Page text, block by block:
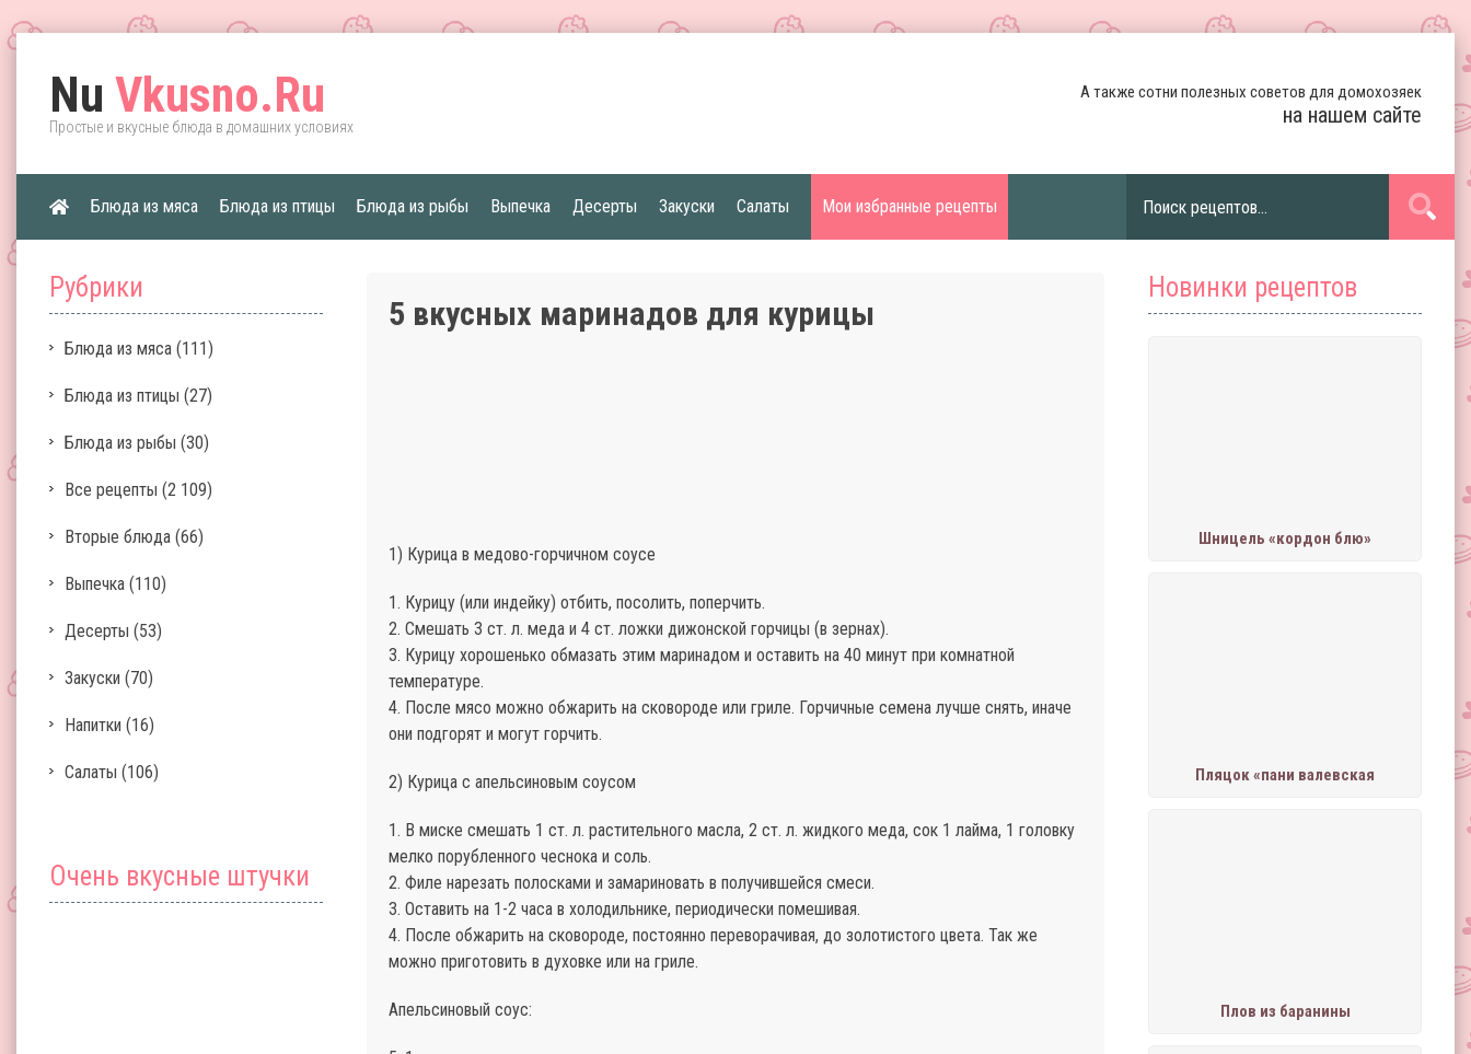
Nu Vkusno.Ru
Простые и вкусные блюда в домашних условиях
А также сотни полезных советов для домохозяек
на нашем сайте
Блюда из мяса Блюда из птицы Блюда из рыбы Выпечка Десерты Закуски Салаты Мои избранные рецепты
Рубрики
Блюда из мяса (111)
Блюда из птицы (27)
Блюда из рыбы (30)
Все рецепты (2 109)
Вторые блюда (66)
Выпечка (110)
Десерты (53)
Закуски (70)
Напитки (16)
Салаты (106)
Очень вкусные штучки
Новинки рецептов
Шницель «кордон блю»
Пляцок «пани валевская
Плов из баранины
5 вкусных маринадов для курицы
1) Курица в медово-горчичном соусе
1. Курицу (или индейку) отбить, посолить, поперчить.
2. Смешать 3 ст. л. меда и 4 ст. ложки дижонской горчицы (в зернах).
3. Курицу хорошенько обмазать этим маринадом и оставить на 40 минут при комнатной
температуре.
4. После мясо можно обжарить на сковороде или гриле. Горчичные семена лучше снять, иначе
они подгорят и могут горчить.
2) Курица с апельсиновым соусом
1. В миске смешать 1 ст. л. растительного масла, 2 ст. л. жидкого меда, сок 1 лайма, 1 головку
мелко порубленного чеснока и соль.
2. Филе нарезать полосками и замариновать в получившейся смеси.
3. Оставить на 1-2 часа в холодильнике, периодически помешивая.
4. После обжарить на сковороде, постоянно переворачивая, до золотистого цвета. Так же
можно приготовить в духовке или на гриле.
Апельсиновый соус: